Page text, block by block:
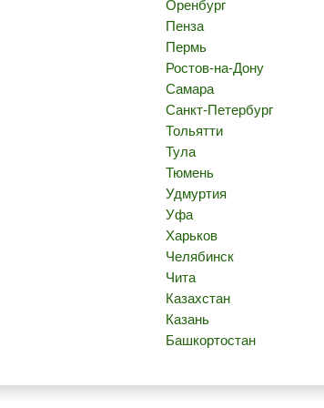
Оренбург
Пенза
Пермь
Ростов-на-Дону
Самара
Санкт-Петербург
Тольятти
Тула
Тюмень
Удмуртия
Уфа
Харьков
Челябинск
Чита
Казахстан
Казань
Башкортостан